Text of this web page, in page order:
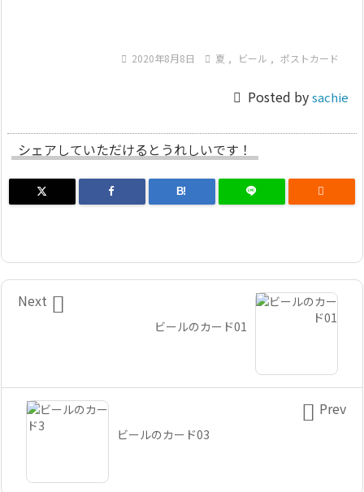
 2020年8月8日  夏 , ビール , ポストカード
 Posted bysachie
シェアしていただけるとうれしいです！
B! 
ビールのカード01

Next
ビールのカード03
 Prev